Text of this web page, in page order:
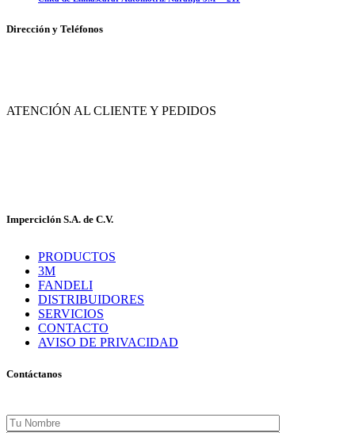
Dirección y Teléfonos
ATENCIÓN AL CLIENTE Y PEDIDOS
Imperciclón S.A. de C.V.
PRODUCTOS
3M
FANDELI
DISTRIBUIDORES
SERVICIOS
CONTACTO
AVISO DE PRIVACIDAD
Contáctanos